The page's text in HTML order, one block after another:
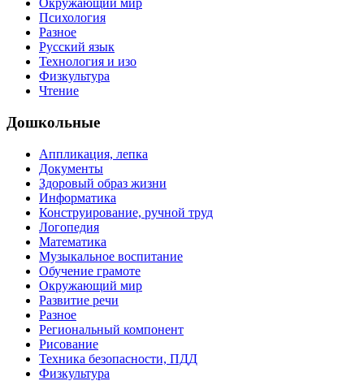
Окружающий мир
Психология
Разное
Русский язык
Технология и изо
Физкультура
Чтение
Дошкольные
Аппликация, лепка
Документы
Здоровый образ жизни
Информатика
Конструирование, ручной труд
Логопедия
Математика
Музыкальное воспитание
Обучение грамоте
Окружающий мир
Развитие речи
Разное
Региональный компонент
Рисование
Техника безопасности, ПДД
Физкультура